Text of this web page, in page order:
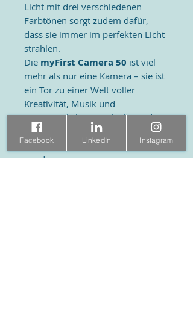
Licht mit drei verschiedenen
Farbtönen sorgt zudem dafür,
dass sie immer im perfekten Licht
strahlen.
Die myFirst Camera 50 ist viel
mehr als nur eine Kamera – sie ist
ein Tor zu einer Welt voller
Kreativität, Musik und
unvergesslicher Geschichten, die
alle sicher im geschlossenen
myFirst Circle-Ökosystem geteilt
werden.
Facebook LinkedIn Instagram